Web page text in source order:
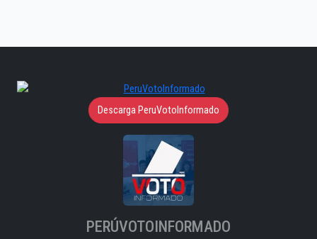
Descarga PeruVotoInformado
PERÚVOTOINFORMADO